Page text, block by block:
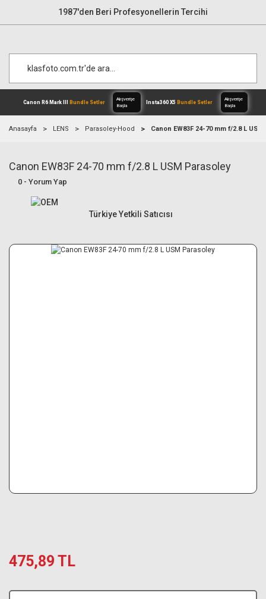
1987'den Beri Profesyonellerin Tercihi
Canon R6 Mark IIIBundle Setler
Alışverişe
Anasayfa LENS Parasoley-Hood Canon EW83F 24-70 mm f/2.8 L
Canon EW83F 24-70 mm f/2.8 L USM Parasoley
0 - Yorum Yap
Türkiye Yetkili Satıcısı
475,89 TL